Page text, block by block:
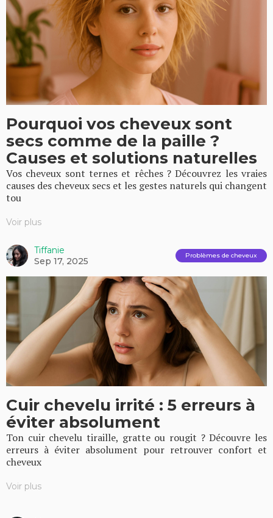
Pourquoi vos cheveux sont
secs comme de la paille ?
Causes et solutions naturelles
Vos cheveux sont ternes et rêches ? Découvrez les vraies
causes des cheveux secs et les gestes naturels qui changent
tou
Voir plus
Tiffanie
Sep 17, 2025
Problèmes de cheveux
Cuir chevelu irrité : 5 erreurs à
éviter absolument
Ton cuir chevelu tiraille, gratte ou rougit ? Découvre les
erreurs à éviter absolument pour retrouver confort et
cheveux
Voir plus